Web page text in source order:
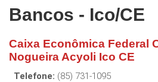
Bancos - Ico/CE
Caixa Econômica Federal
Nogueira Acyoli Ico CE
Telefone: (85) 731-1095